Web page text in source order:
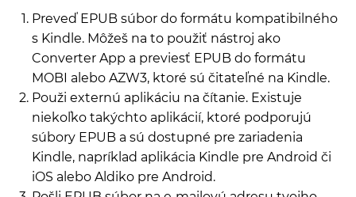
Preveď EPUB súbor do formátu kompatibilného
s Kindle. Môžeš na to použiť nástroj ako
Converter App a previesť EPUB do formátu
MOBI alebo AZW3, ktoré sú čitateľné na Kindle.
Použi externú aplikáciu na čítanie. Existuje
niekoľko takýchto aplikácií, ktoré podporujú
súbory EPUB a sú dostupné pre zariadenia
Kindle, napríklad aplikácia Kindle pre Android či
iOS alebo Aldiko pre Android.